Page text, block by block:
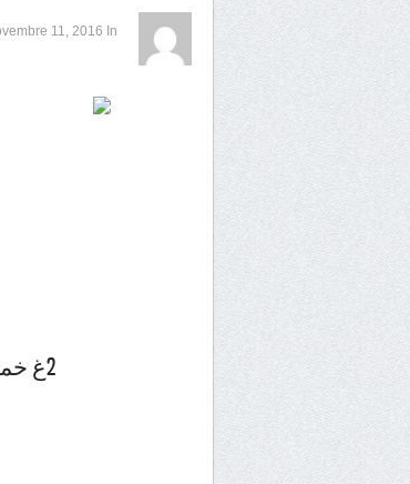
11, 2016 In
2غ خميرة مجففة/ ملعقة صغيرة خميرة طرية